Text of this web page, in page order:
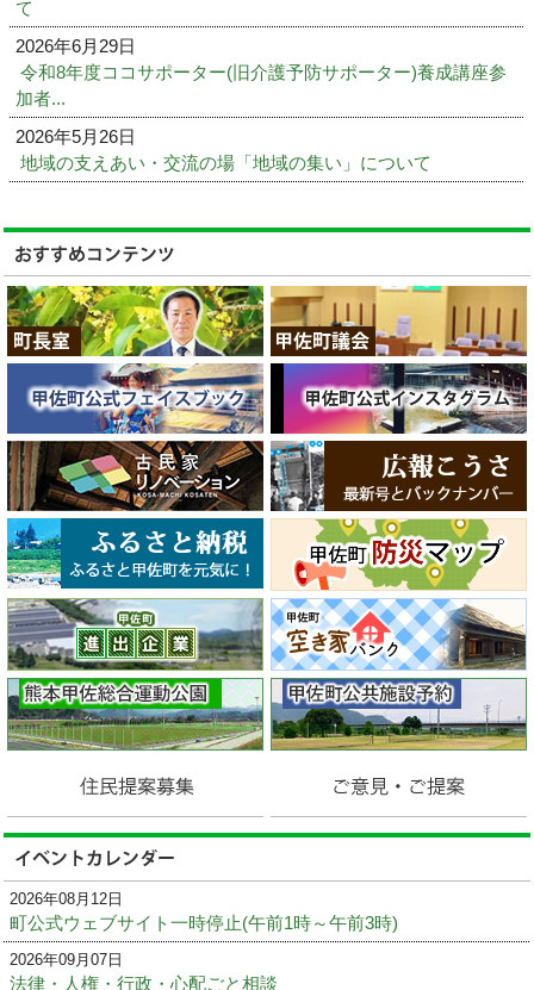
て
2026年6月29日
令和8年度ココサポーター(旧介護予防サポーター)養成講座参
加者...
2026年5月26日
地域の支えあい・交流の場「地域の集い」について
2026年08月12日
町公式ウェブサイト一時停止(午前1時～午前3時)
2026年09月07日
法律・人権・行政・心配ごと相談